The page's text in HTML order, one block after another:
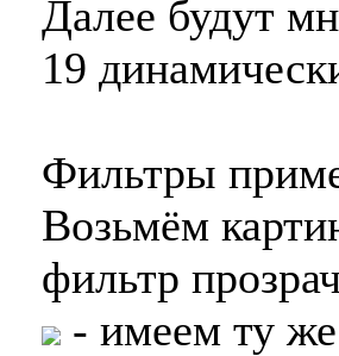
Далее будут
19
Фильтры
Возьмём
фильтр
- имеем ту